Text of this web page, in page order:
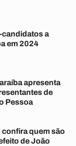
candidatos a
em 2024
apresenta
de
Pessoa
confira quem são
de João